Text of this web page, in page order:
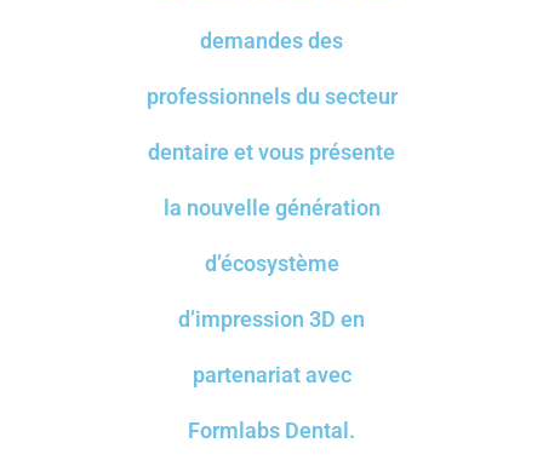
demandes des
professionnels du secteur
dentaire et vous présente
la nouvelle génération
d’écosystème
d’impression 3D en
partenariat avec
Formlabs Dental.